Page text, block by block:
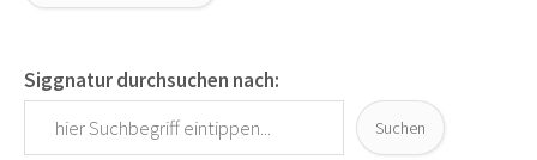
Siggnatur durchsuchen nach:
Suchen